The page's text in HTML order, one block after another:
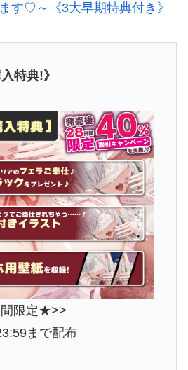
す♡～《3大早期特典付き》
特典!》
限定★>>
まで配布